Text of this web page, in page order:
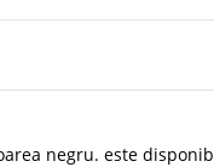
negru. este